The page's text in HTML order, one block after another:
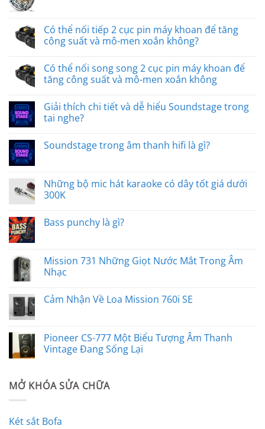
Có thể nối tiếp 2 cục pin máy khoan để tăng
công suất và mô-men xoắn không?
Có thể nối song song 2 cục pin máy khoan để
tăng công suất và mô-men xoắn không
Giải thích chi tiết và dễ hiểu Soundstage trong
tai nghe?
Soundstage trong âm thanh hifi là gì?
Những bộ mic hát karaoke có dây tốt giá dưới
300K
Bass punchy là gì?
Mission 731 Những Giọt Nước Mắt Trong Âm
Nhạc
Cảm Nhận Về Loa Mission 760i SE
Pioneer CS-777 Một Biểu Tượng Âm Thanh
Vintage Đang Sống Lại
MỞ KHÓA SỬA CHỮA
Két sắt Bofa